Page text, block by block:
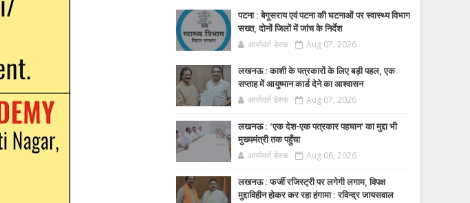
पटना : बेगूसराय एवं पटना की घटनाओं पर स्वास्थ्य विभाग
सख्त, दोनों जिलों में जांच के निर्देश
आर्यावर्त डेस्क Aug 07, 2026
लखनऊ : काशी के पत्रकारों के लिए बड़ी पहल, एक
सप्ताह में आयुष्मान कार्ड देने का आश्वासन
आर्यावर्त डेस्क Aug 07, 2026
लखनऊ : ‘एक देश-एक पत्रकार पहचान’ का मुद्दा भी
मुख्यमंत्री तक पहुँचा
आर्यावर्त डेस्क Aug 06, 2026
लखनऊ : फर्जी रजिस्ट्री पर लगेगी लगाम, विपक्ष
मुद्दाविहीन होकर कर रहा हंगामा : रविन्द्र जायसवाल